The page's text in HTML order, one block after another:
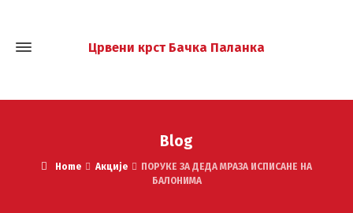
Црвени крст Бачка Паланка
Blog
Home Акције
ПОРУКЕ ЗА ДЕДА МРАЗА ИСПИСАНЕ НА
БАЛОНИМА